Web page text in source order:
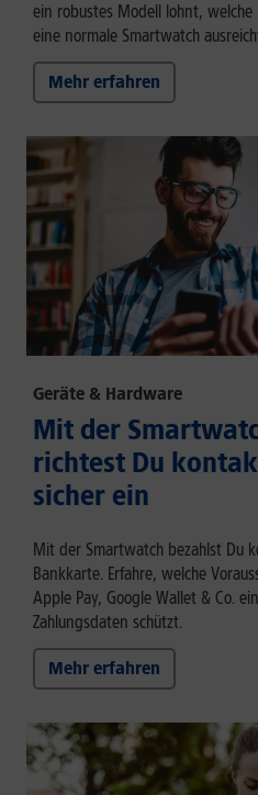
ein robustes Modell lohnt,
eine normale Smartwatch
Mehr erfahren
Geräte & Hardware
Mit der
richtest Du
sicher ein
Mit der Smartwatch bezahlst Du
Bankkarte. Erfahre, welche
Apple Pay, Google Wallet & Co.
Zahlungsdaten schützt.
Mehr erfahren